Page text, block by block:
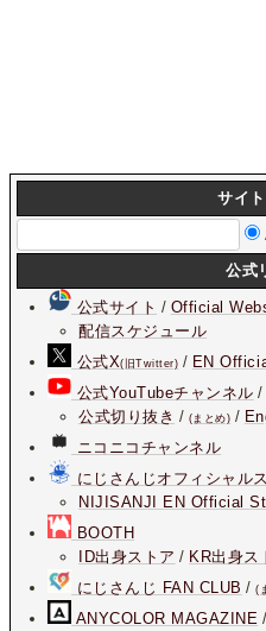
サイ
公式
公式サイト / Official
配信スケジュール
公式X(旧Twitter) / EN
公式YouTubeチャンネル
公式切り抜き / (まとめ) /
ニコニコチャンネル
にじさんじオフィシャル
NIJISANJI EN Official
BOOTH
ID出身ストア / KR出身ス
にじさんじ FAN CLUB /(
ANYCOLOR MAGAZINE /